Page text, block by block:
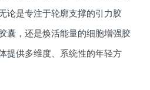
论是专注于轮廓支撑的引力胶
囊，还是焕活能量的细胞增强胶
提供多维度、系统性的年轻方